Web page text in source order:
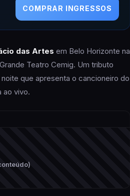
COMPRAR INGRESSOS
das Artes em Belo Horizonte na
Teatro Cemig. Um tributo
noite que apresenta o cancioneiro do
ao vivo.